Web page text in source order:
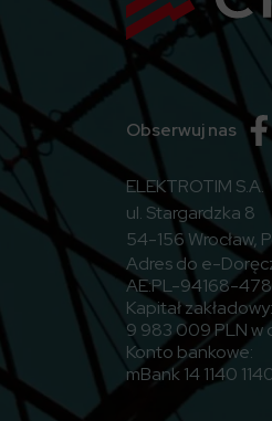
Obserwuj nas
ELEKTROTIM S.A.
ul. Stargardzka 8
54-156 Wrocław,
Adres do e-
AE:PL-94168-
Kapitał zakładowy:
9 983 009 PLN w
Konto bankowe:
mBank 14 1140